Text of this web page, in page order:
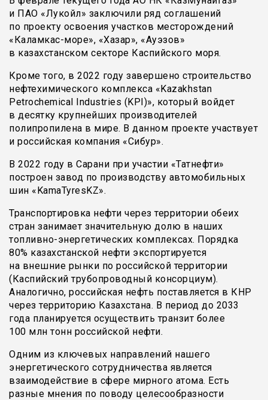
и ПАО «Лукойл» заключили ряд соглашений
по проекту освоения участков месторождений
«Каламкас-море», «Хазар», «Ауэзов»
в казахстанском секторе Каспийского моря.
Кроме того, в 2022 году завершено строительство
нефтехимического комплекса «Kazakhstan
Petrochemical Industries (KPI)», который войдет
в десятку крупнейших производителей
полипропилена в мире. В данном проекте участвует
и российская компания «Сибур».
В 2022 году в Сарани при участии «Татнефти»
построен завод по производству автомобильных
шин «KamaTyresKZ».
Транспортировка нефти через территории обеих
стран занимает значительную долю в наших
топливно-энергетических комплексах. Порядка
80% казахстанской нефти экспортируется
на внешние рынки по российской территории
(Каспийский трубопроводный консорциум).
Аналогично, российская нефть поставляется в КНР
через территорию Казахстана. В период до 2033
года планируется осуществить транзит более
100 млн тонн российской нефти.
Одним из ключевых направлений нашего
энергетического сотрудничества является
взаимодействие в сфере мирного атома. Есть
разные мнения по поводу целесообразности